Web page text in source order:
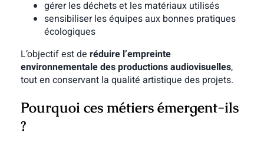
gérer les déchets et les matériaux utilisés
sensibiliser les équipes aux bonnes pratiques
écologiques
L’objectif est de réduire l’empreinte
environnementale des productions audiovisuelles,
tout en conservant la qualité artistique des projets.
Pourquoi ces métiers émergent-ils
?